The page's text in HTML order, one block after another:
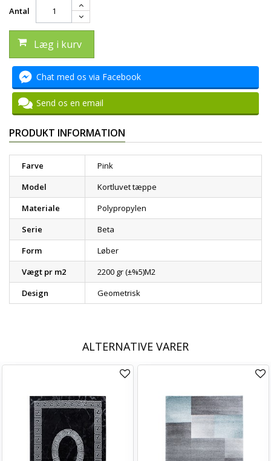
Antal
Læg i kurv
Chat med os via Facebook
Send os en email
PRODUKT INFORMATION
Farve
Pink
Model
Kortluvet tæppe
Materiale
Polypropylen
Serie
Beta
Form
Løber
Vægt pr m2
2200 gr (±%5)M2
Design
Geometrisk
ALTERNATIVE VARER